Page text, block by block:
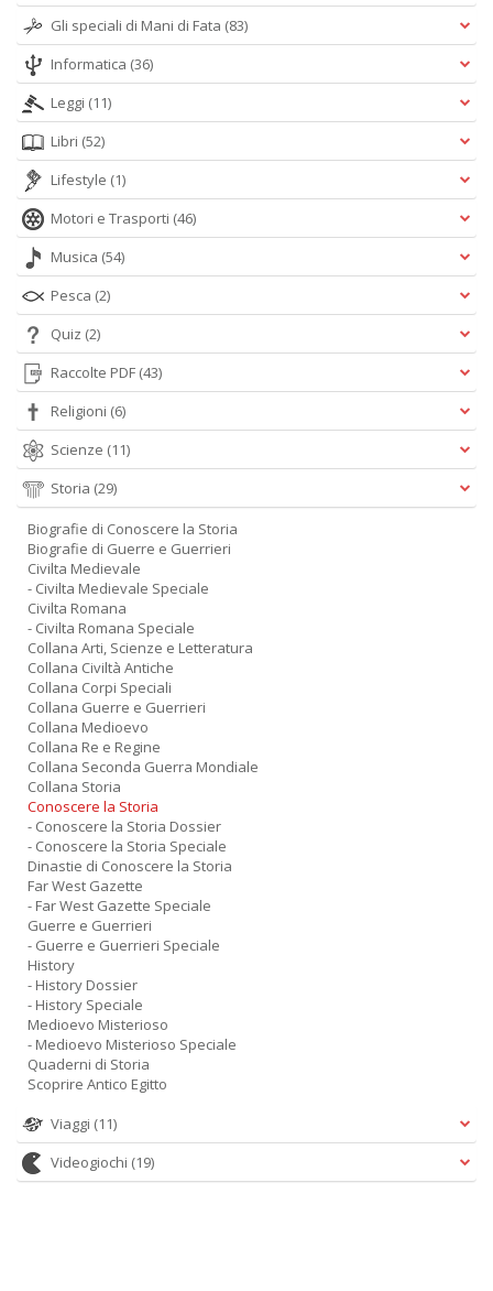
Gli speciali di Mani di Fata (83)
Informatica (36)
Leggi (11)
Libri (52)
Lifestyle (1)
Motori e Trasporti (46)
Musica (54)
Pesca (2)
Quiz (2)
Raccolte PDF (43)
Religioni (6)
Scienze (11)
Storia (29)
Biografie di Conoscere la Storia
Biografie di Guerre e Guerrieri
Civilta Medievale
- Civilta Medievale Speciale
Civilta Romana
- Civilta Romana Speciale
Collana Arti, Scienze e Letteratura
Collana Civiltà Antiche
Collana Corpi Speciali
Collana Guerre e Guerrieri
Collana Medioevo
Collana Re e Regine
Collana Seconda Guerra Mondiale
Collana Storia
Conoscere la Storia
- Conoscere la Storia Dossier
- Conoscere la Storia Speciale
Dinastie di Conoscere la Storia
Far West Gazette
- Far West Gazette Speciale
Guerre e Guerrieri
- Guerre e Guerrieri Speciale
History
- History Dossier
- History Speciale
Medioevo Misterioso
- Medioevo Misterioso Speciale
Quaderni di Storia
Scoprire Antico Egitto
Viaggi (11)
Videogiochi (19)